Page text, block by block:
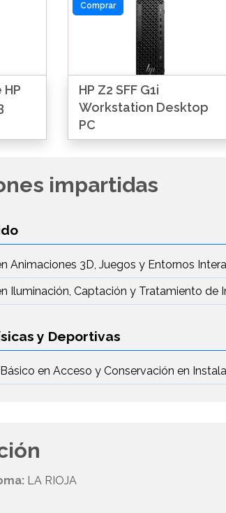
Comprar
HP Z2 SFF G1i
Workstation Desktop
PC
impartidas
Animaciones 3D, Juegos y Entornos
Iluminación, Captación y Tratamiento de
y Deportivas
en Acceso y Conservación en
LA RIOJA